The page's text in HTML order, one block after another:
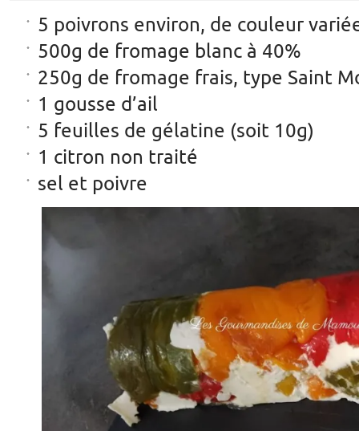
5 poivrons environ, de couleur
500g de fromage blanc à 40%
250g de fromage frais, type Saint
1 gousse d’ail
5 feuilles de gélatine (soit 10g)
1 citron non traité
sel et poivre